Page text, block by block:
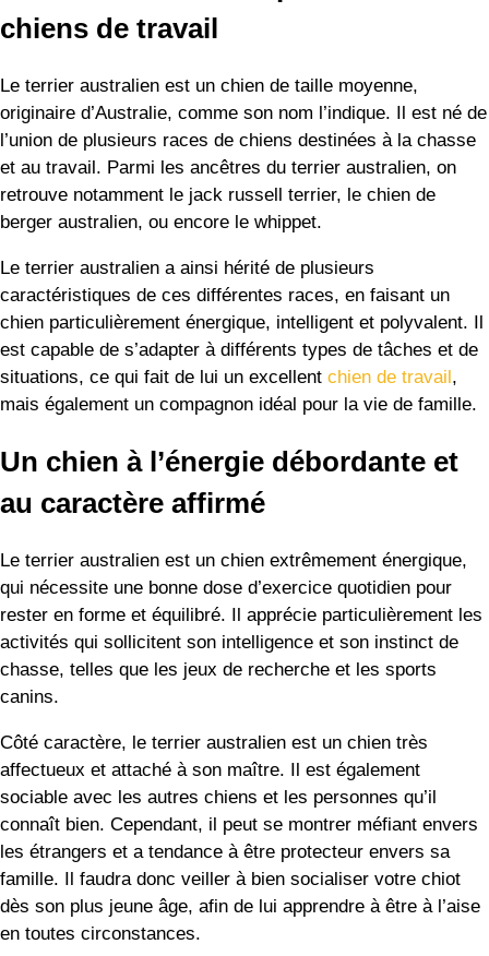
chiens de travail
Le terrier australien est un chien de taille moyenne,
originaire d’Australie, comme son nom l’indique. Il est né de
l’union de plusieurs races de chiens destinées à la chasse
et au travail. Parmi les ancêtres du terrier australien, on
retrouve notamment le jack russell terrier, le chien de
berger australien, ou encore le whippet.
Le terrier australien a ainsi hérité de plusieurs
caractéristiques de ces différentes races, en faisant un
chien particulièrement énergique, intelligent et polyvalent. Il
est capable de s’adapter à différents types de tâches et de
situations, ce qui fait de lui un excellent chien de travail,
mais également un compagnon idéal pour la vie de famille.
Un chien à l’énergie débordante et
au caractère affirmé
Le terrier australien est un chien extrêmement énergique,
qui nécessite une bonne dose d’exercice quotidien pour
rester en forme et équilibré. Il apprécie particulièrement les
activités qui sollicitent son intelligence et son instinct de
chasse, telles que les jeux de recherche et les sports
canins.
Côté caractère, le terrier australien est un chien très
affectueux et attaché à son maître. Il est également
sociable avec les autres chiens et les personnes qu’il
connaît bien. Cependant, il peut se montrer méfiant envers
les étrangers et a tendance à être protecteur envers sa
famille. Il faudra donc veiller à bien socialiser votre chiot
dès son plus jeune âge, afin de lui apprendre à être à l’aise
en toutes circonstances.